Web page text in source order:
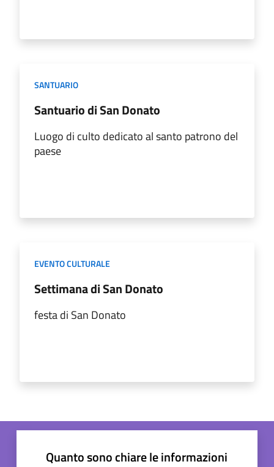
SANTUARIO
Santuario di San Donato
Luogo di culto dedicato al santo patrono del
paese
EVENTO CULTURALE
Settimana di San Donato
festa di San Donato
Quanto sono chiare le informazioni